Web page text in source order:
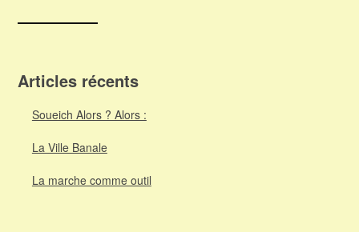
Articles récents
Soueich Alors ? Alors :
La Ville Banale
La marche comme outil